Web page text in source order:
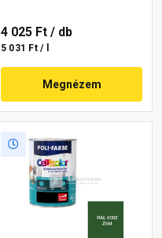
4 025 Ft / db
5 031 Ft / l
Megnézem